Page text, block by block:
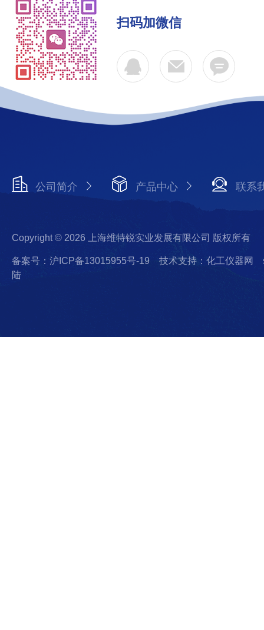
扫码加微信
公司简介 产品中心 联系
Copyright © 2026 上海维特锐实业发展有限公司 版权所有
备案号：沪ICP备13015955号-19 技术支持：化工仪器网
陆